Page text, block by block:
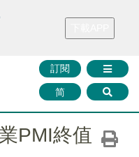
財華證券 媒體矩陣
訂閱
简
PMI終值